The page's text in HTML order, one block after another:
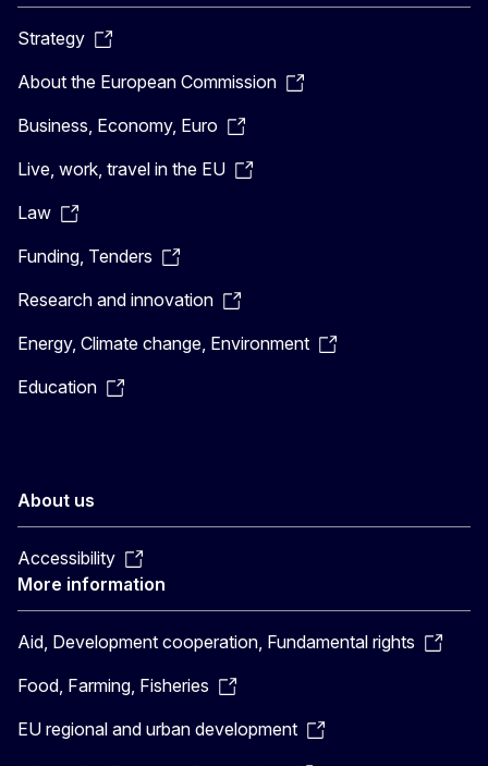
Strategy
About the European Commission
Business, Economy, Euro
Live, work, travel in the EU
Law
Funding, Tenders
Research and innovation
Energy, Climate change, Environment
Education
About us
Accessibility
More information
Aid, Development cooperation, Fundamental rights
Food, Farming, Fisheries
EU regional and urban development